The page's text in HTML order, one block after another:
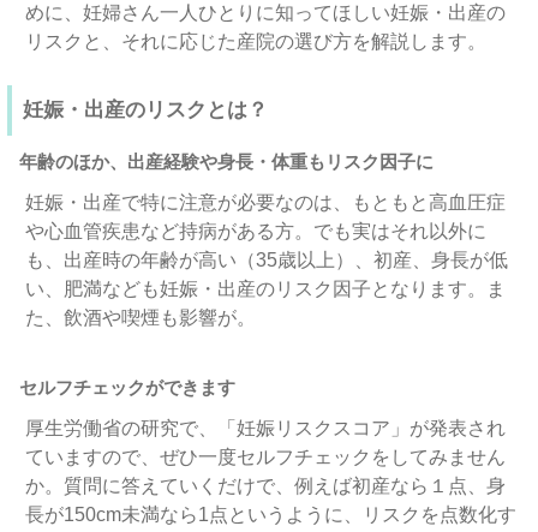
めに、妊婦さん一人ひとりに知ってほしい妊娠・出産の
リスクと、それに応じた産院の選び方を解説します。
妊娠・出産のリスクとは？
年齢のほか、出産経験や身長・体重もリスク因子に
妊娠・出産で特に注意が必要なのは、もともと高血圧症
や心血管疾患など持病がある方。でも実はそれ以外に
も、出産時の年齢が高い（35歳以上）、初産、身長が低
い、肥満なども妊娠・出産のリスク因子となります。ま
た、飲酒や喫煙も影響が。
セルフチェックができます
厚生労働省の研究で、「妊娠リスクスコア」が発表され
ていますので、ぜひ一度セルフチェックをしてみません
か。質問に答えていくだけで、例えば初産なら１点、身
長が150cm未満なら1点というように、リスクを点数化す